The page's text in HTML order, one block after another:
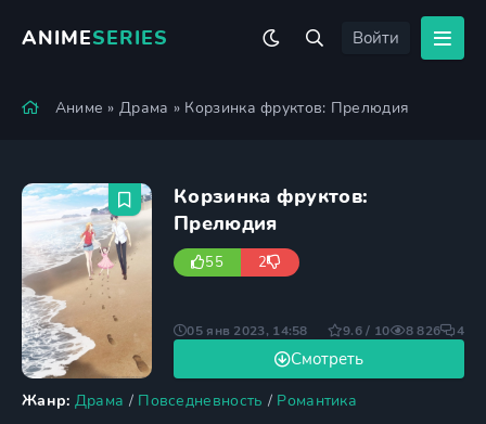
ANIMESERIES Войти
Аниме »Драма » Корзинка фруктов: Прелюдия
Корзинка фруктов:
Прелюдия
55 2
Жанр: Драма / Повседневность / Романтика
Смотреть
05 янв 2023, 14:58 9.6 / 10 8 826 4